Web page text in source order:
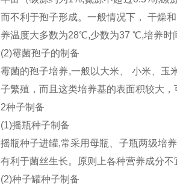
而不利于孢子形成。一般情况下， 干燥
养温度大多数为28℃,少数为37 ℃,培养时
(2)霉菌孢子的制备
霉菌的孢子培养,一般以大米、 小米、玉
子繁殖，而且这类培养基的表面积较大
2种子制备
(1)摇瓶种子制备
摇瓶种子进罐,常采用母瓶、子瓶两级培养
有利于菌丝生长。原则上各种营养成分不
(2)种子罐种子制备